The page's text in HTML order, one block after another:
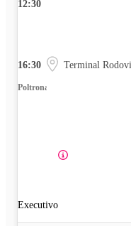
12:30
16:30 Terminal
Poltrona
Executivo